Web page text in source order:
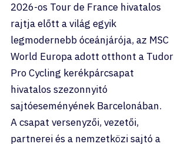
2026-os Tour de France hivatalos
rajtja előtt a világ egyik
legmodernebb óceánjárója, az MSC
World Europa adott otthont a Tudor
Pro Cycling kerékpárcsapat
hivatalos szezonnyitó
sajtóeseményének Barcelonában.
A csapat versenyzői, vezetői,
partnerei és a nemzetközi sajtó a